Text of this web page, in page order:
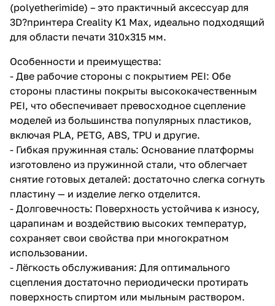
(polyetherimide) – это практичный аксессуар для
3D?принтера Creality K1 Max, идеально подходящий
для области печати 310x315 мм.
Особенности и преимущества:
- Две рабочие стороны с покрытием PEI: Обе
стороны пластины покрыты высококачественным
PEI, что обеспечивает превосходное сцепление
моделей из большинства популярных пластиков,
включая PLA, PETG, ABS, TPU и другие.
- Гибкая пружинная сталь: Основание платформы
изготовлено из пружинной стали, что облегчает
снятие готовых деталей: достаточно слегка согнуть
пластину — и изделие легко отделится.
- Долговечность: Поверхность устойчива к износу,
царапинам и воздействию высоких температур,
сохраняет свои свойства при многократном
использовании.
- Лёгкость обслуживания: Для оптимального
сцепления достаточно периодически протирать
поверхность спиртом или мыльным раствором.